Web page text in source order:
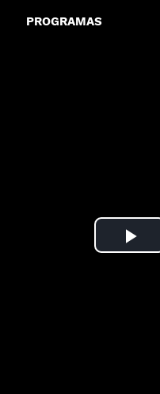
PROGRAMAS